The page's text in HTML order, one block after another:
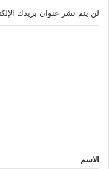
لن يتم نشر عنوان بريدك
ق
*
الاسم